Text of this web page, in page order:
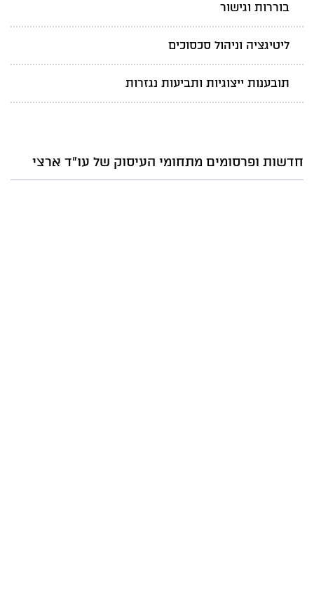
בוררות וגישור
ליטיגציה וניהול סכסוכים
תובענות ייצוגיות ותביעות נגזרות
חדשות ופרסומים מתחומי העיסוק של עו"ד ארצי